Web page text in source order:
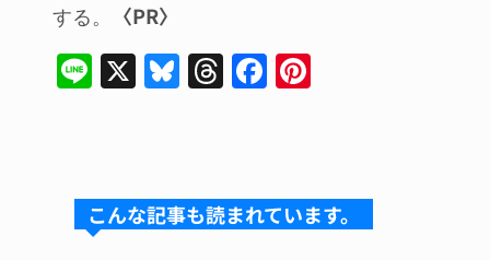
する。
〈PR〉
Li
X
Bl
k
T
d
F
b
st
こんな記事も読まれています。